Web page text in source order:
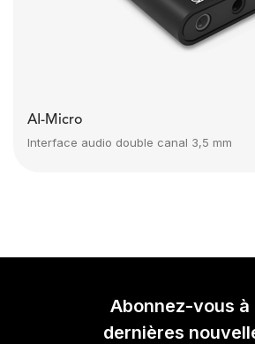
AI-Micro
Interface audio double canal 3,5 mm
Abonnez-vous à
dernières